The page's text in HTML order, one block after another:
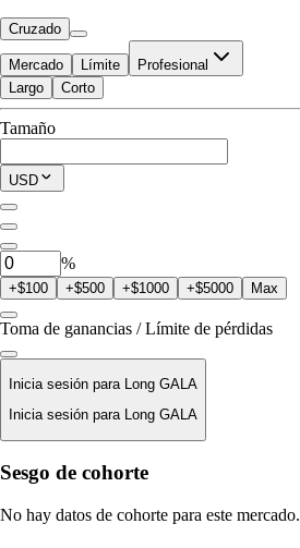
Cruzado
Mercado Límite Profesional
Disponible para Trade
$0.00
Posición Actual
0 GALA
Largo Corto
Tamaño
USD
%
+$100 +$500 +$1000 +$5000 Max
Toma de ganancias / Límite de pérdidas
Inicia sesión para Long GALA
Inicia sesión para Long GALA
Precio De Liquidación
N/D
Sesgo de cohorte
No hay datos de cohorte para este mercado.